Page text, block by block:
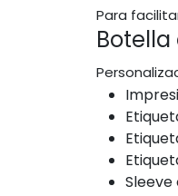
Para
Botella